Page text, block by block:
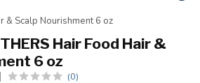
& Scalp Nourishment 6 oz
Hair Food Hair &
6 oz
(0)